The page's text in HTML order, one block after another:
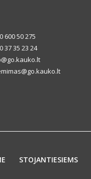
600 50 275
37 35 23 24
STOJANTIESIEMS